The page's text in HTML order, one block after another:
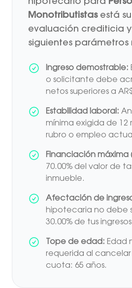
Monotributistasestá
evaluación crediticia
siguientes parámetros
Ingreso demostrable:
o solicitante debe
netos superiores a
Estabilidad laboral:
mínima exigida de 12
rubro o empleo
Financiación máxima
70.00% del valor de
inmueble.
Afectación de
hipotecaria no debe
30.00% de tus
Tope de edad: Edad
requerida al cancelar
cuota: 65 años.